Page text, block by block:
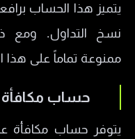
نسخ التداول. ومع
ممنوعة تماماً على هذا
حساب